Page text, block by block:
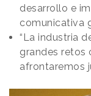
desarrollo e
comunicativa
“La industria
grandes retos
afrontaremos